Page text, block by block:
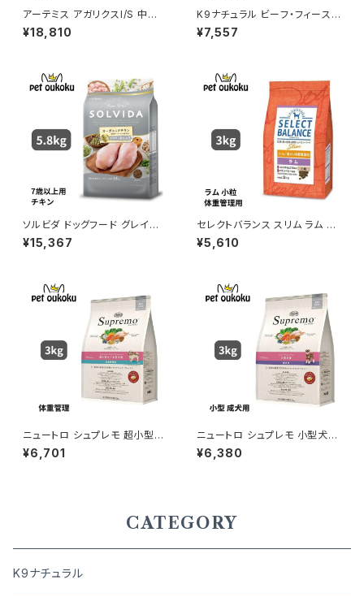
アーテミス アガリクスI/S 中粒 1
3.6kg
¥18,810
K9ナチュラル ビーフ・フィースト
500g
¥7,557
ソルビダ ドッグフード グレイン
フリー チキン 室内飼育7歳以上
用 5.8kg 4562312014541
¥15,367
セレクトバランス スリム ラム 小
粒 成犬用の体重管理用 3kg
¥5,610
ニュートロ シュプレモ 超小型
犬〜小型犬 体重管理用 3kg 4
562358781865
¥6,701
ニュートロ シュプレモ 小型犬
成犬用 3kg 456235878178
0
¥6,380
CATEGORY
K9ナチュラル